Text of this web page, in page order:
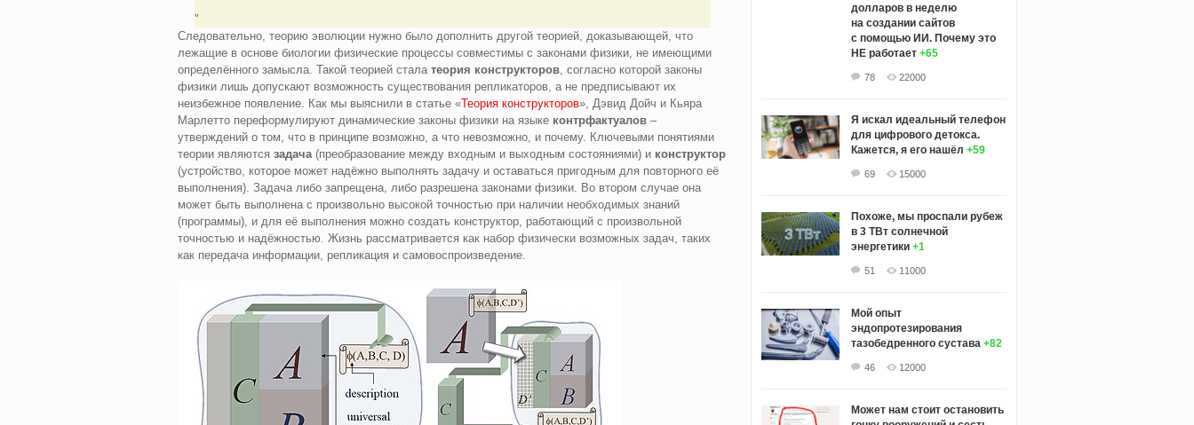
Следовательно, теорию эволюции нужно было дополнить другой теорией, доказывающей, что
лежащие в основе биологии физические процессы совместимы с законами физики, не имеющими
определённого замысла. Такой теорией стала теория конструкторов, согласно которой законы
физики лишь допускают возможность существования репликаторов, а не предписывают их
неизбежное появление. Как мы выяснили в статье «Теория конструкторов», Дэвид Дойч и Кьяра
Марлетто переформулируют динамические законы физики на языке контрфактуалов–
утверждений о том, что в принципе возможно, а что невозможно, и почему. Ключевыми понятиями
теории являются задача(преобразование между входным и выходным состояниями) и конструктор
(устройство, которое может надёжно выполнять задачу и оставаться пригодным для повторного её
выполнения). Задача либо запрещена, либо разрешена законами физики. Во втором случае она
может быть выполнена с произвольно высокой точностью при наличии необходимых знаний
(программы), и для её выполнения можно создать конструктор, работающий с произвольной
точностью и надёжностью. Жизнь рассматривается как набор физически возможных задач, таких
как передача информации, репликация и самовоспроизведение.
долларов в неделю
на создании сайтов
с помощью ИИ. Почему это
НЕ работает +65
78 22000
Я искал идеальный телефон
для цифрового детокса.
Кажется, я его нашёл +59
69 15000
Похоже, мы проспали рубеж
в 3 ТВт солнечной
энергетики +1
51 11000
Мой опыт
эндопротезирования
тазобедренного сустава +82
46 12000
Может нам стоит остановить